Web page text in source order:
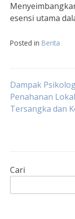
esensi utama
Posted in Berita
pos
Dampak
Penahanan
Tersangka dan
Cari